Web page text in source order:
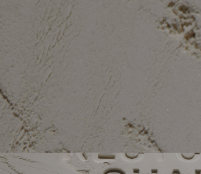
關於 BOLON
關於波龍藝術
系列產品